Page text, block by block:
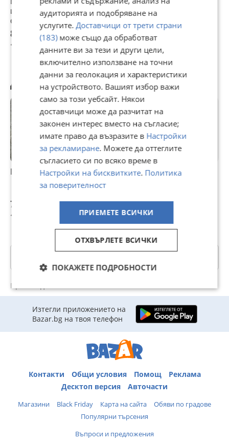
инжектор, дюза
от БМВ N63
мотор, тествана
80 €
156,47 лв
метанов
инжекцион
комплект без
бутилка-150лева
76,69 €
149,99 лв
ома-инжекторна
инжекцион
69,02 €
134,99 лв
Другите разглеждат също
Компютър ГИ BRC
76,69 €
149,99 лв
DE815001-1
Компютър газов
инжекцион BRC
SEQUENT 56
67R011002
DE815001-1
60 €
117,35 лв
Блок за
инжекцион за
Nissan Murano
DE815051
69 €
134,95 лв
Преглеждания: 2313
Изтегли приложението на
Bazar.bg на твоя телефон
Контакти Общи условия Помощ
Реклама
Десктоп версия
Авточасти
Магазини Black Friday Карта на сайта
Обяви по градове
Популярни търсения
Въпроси и предложения
аудиторията и подобряване на
услугите.Доставчици от трети страни
(183)може също да обработват
данните ви за тези и други цели,
включително използване на точни
данни за геолокация и характеристики
на устройството. Вашият избор важи
само за този уебсайт. Някои
доставчици може да разчитат на
законен интерес вместо на съгласие;
имате право да възразите в Настройки
за рекламиране. Можете да оттеглите
съгласието си по всяко време в
Настройки на бисквитките. Политика
за поверителност
ПРИЕМЕТЕ ВСИЧКИ
ОТХВЪРЛЕТЕ ВСИЧКИ
ПОКАЖЕТЕ ПОДРОБНОСТИ